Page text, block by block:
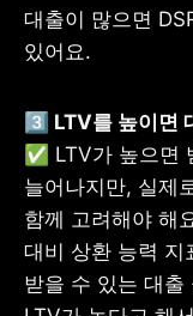
대출이 많으면
있어요.
✅ LTV가 높으면
늘어나지만, 실제
함께 고려해야 해
대비 상환 능력 지
받을 수 있는 대출